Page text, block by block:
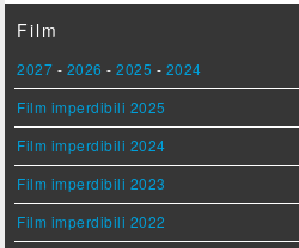
Film
2027 - 2026 -2025 - 2024
Film imperdibili 2025
Film imperdibili 2024
Film imperdibili 2023
Film imperdibili 2022